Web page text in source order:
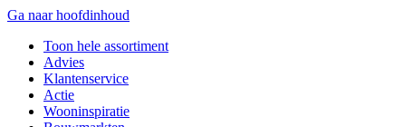
Ga naar hoofdinhoud
Toon hele assortiment
Advies
Klantenservice
Actie
Wooninspiratie